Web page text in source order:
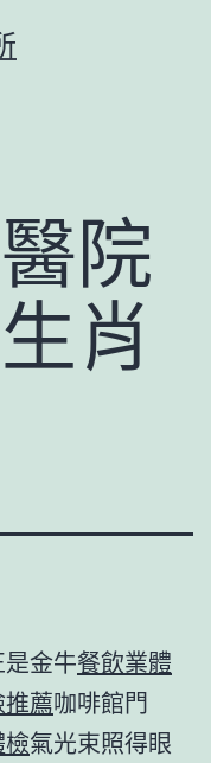
院
肖
金牛餐飲業體
薦咖啡館門
氣光束照得眼